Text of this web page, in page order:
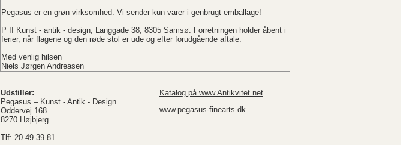
Pegasus er en grøn virksomhed. Vi sender kun varer i genbrugt emballage!
P II Kunst - antik - design, Langgade 38, 8305 Samsø. Forretningen holder åbent i
ferier, når flagene og den røde stol er ude og efter forudgående aftale.
Med venlig hilsen
Niels Jørgen Andreasen
Udstiller:
Pegasus – Kunst - Antik - Design
Oddervej 168
8270 Højbjerg
Tlf: 20 49 39 81
Katalog på www.Antikvitet.net
www.pegasus-finearts.dk